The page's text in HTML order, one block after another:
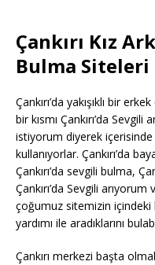
Çankırı Kız
Bulma Siteleri
Çankırı’da yakışıklı bir
bir kısmı Çankırı’da Sevgili
istiyorum diyerek
kullanıyorlar. Çankırı’da
Çankırı’da sevgili bulma,
Çankırı’da Sevgili
çoğumuz sitemizin içindeki
yardımı ile aradıklarını
Çankırı merkezi başta